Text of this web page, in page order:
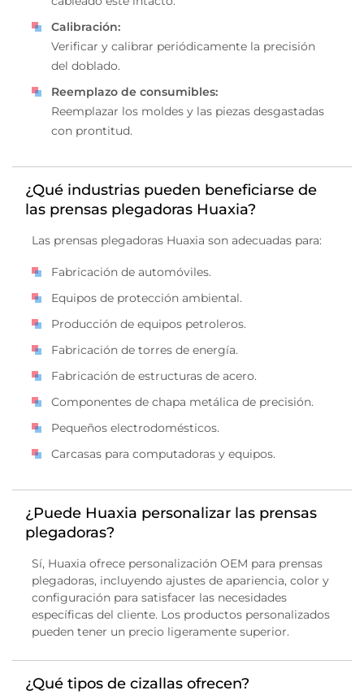
Calibración:
Verificar y calibrar periódicamente la precisión
del doblado.
Reemplazo de consumibles:
Reemplazar los moldes y las piezas desgastadas
con prontitud.
¿Qué industrias pueden beneficiarse de
las prensas plegadoras Huaxia?
Las prensas plegadoras Huaxia son adecuadas para:
Fabricación de automóviles.
Equipos de protección ambiental.
Producción de equipos petroleros.
Fabricación de torres de energía.
Fabricación de estructuras de acero.
Componentes de chapa metálica de precisión.
Pequeños electrodomésticos.
Carcasas para computadoras y equipos.
¿Puede Huaxia personalizar las prensas
plegadoras?
Sí, Huaxia ofrece personalización OEM para prensas
plegadoras, incluyendo ajustes de apariencia, color y
configuración para satisfacer las necesidades
específicas del cliente. Los productos personalizados
pueden tener un precio ligeramente superior.
¿Qué tipos de cizallas ofrecen?